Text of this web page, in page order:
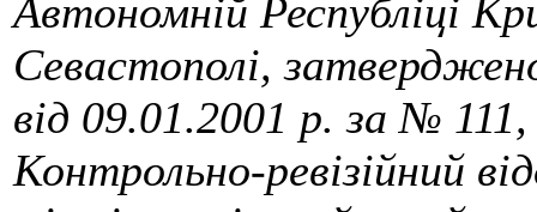
Автономній Республіці
Севастополі,
від 09.01.2001 р. за №
Контрольно-ревізійний